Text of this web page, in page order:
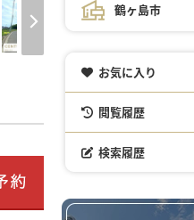
鶴ヶ島市
お気に入り
閲覧履歴
検索履歴